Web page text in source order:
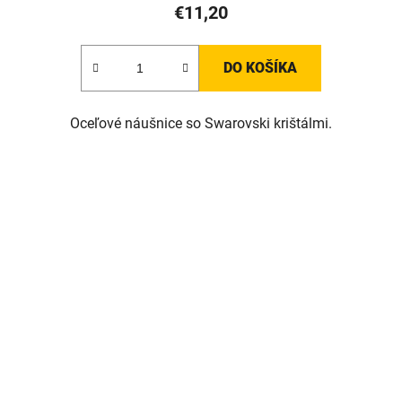
€11,20
DO KOŠÍKA
Oceľové náušnice so Swarovski krištálmi.